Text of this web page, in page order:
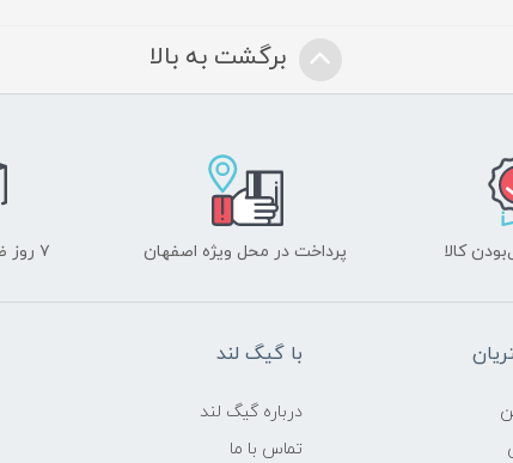
برگشت به بالا
کالا پرداخت در محل ویژه اصفهان ۷ روز ضمانت بازگشت
با گیگ لند
درباره گیگ لند
تماس با ما